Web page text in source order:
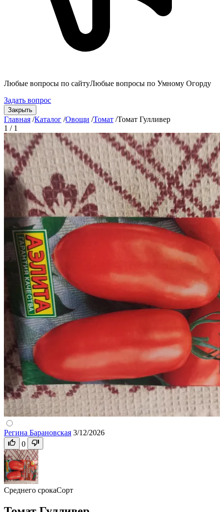
Любые вопросы по сайтуЛюбые вопросы по Умному Огорду
Задать вопрос
Закрыть
Главная /Каталог /Овощи /Томат /Томат Гулливер
1 / 1
Регина Барановская 3/12/2026
0
Среднего срокаСорт